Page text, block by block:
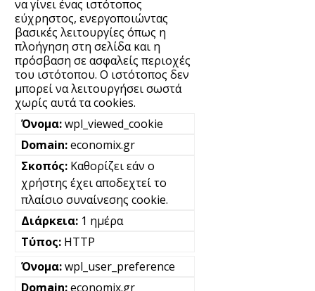
να γίνει ένας ιστότοπος
εύχρηστος, ενεργοποιώντας
βασικές λειτουργίες όπως η
πλοήγηση στη σελίδα και η
πρόσβαση σε ασφαλείς περιοχές
του ιστότοπου. Ο ιστότοπος δεν
μπορεί να λειτουργήσει σωστά
χωρίς αυτά τα cookies.
wpl_viewed_cookie
economix.gr
Καθορίζει εάν ο
χρήστης έχει αποδεχτεί το
πλαίσιο συναίνεσης cookie.
1 ημέρα
HTTP
wpl_user_preference
economix.gr